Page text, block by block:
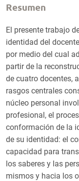
Resumen
El presente trabajo
identidad del
por medio del cual
partir de la
de cuatro docentes,
rasgos centrales
núcleo personal
profesional, el
conformación de la
de su identidad: el
capacidad para
los saberes y las
mismos y hacia los